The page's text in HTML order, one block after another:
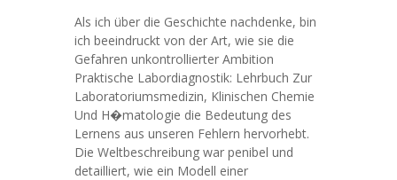
Als ich über die Geschichte nachdenke, bin
ich beeindruckt von der Art, wie sie die
Gefahren unkontrollierter Ambition
Praktische Labordiagnostik: Lehrbuch Zur
Laboratoriumsmedizin, Klinischen Chemie
Und H�matologie die Bedeutung des
Lernens aus unseren Fehlern hervorhebt.
Die Weltbeschreibung war penibel und
detailliert, wie ein Modell einer